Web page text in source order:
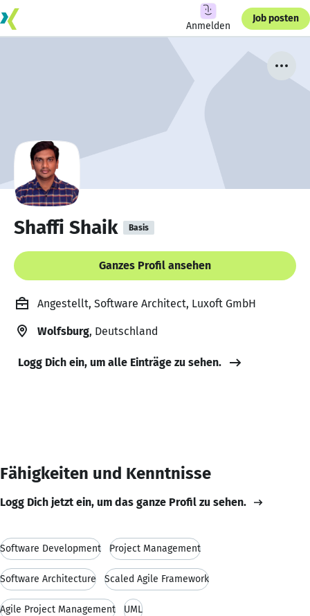
Anmelden
Job posten
Shaffi Shaik Basis
Ganzes Profil ansehen
Angestellt, Software Architect, Luxoft GmbH
Wolfsburg, Deutschland
Logg Dich ein, um alle Einträge zu sehen.
Fähigkeiten und Kenntnisse
Logg Dich jetzt ein, um das ganze Profil zu sehen.
Software Development Project Management
Software Architecture Scaled Agile Framework
Agile Project Management UML